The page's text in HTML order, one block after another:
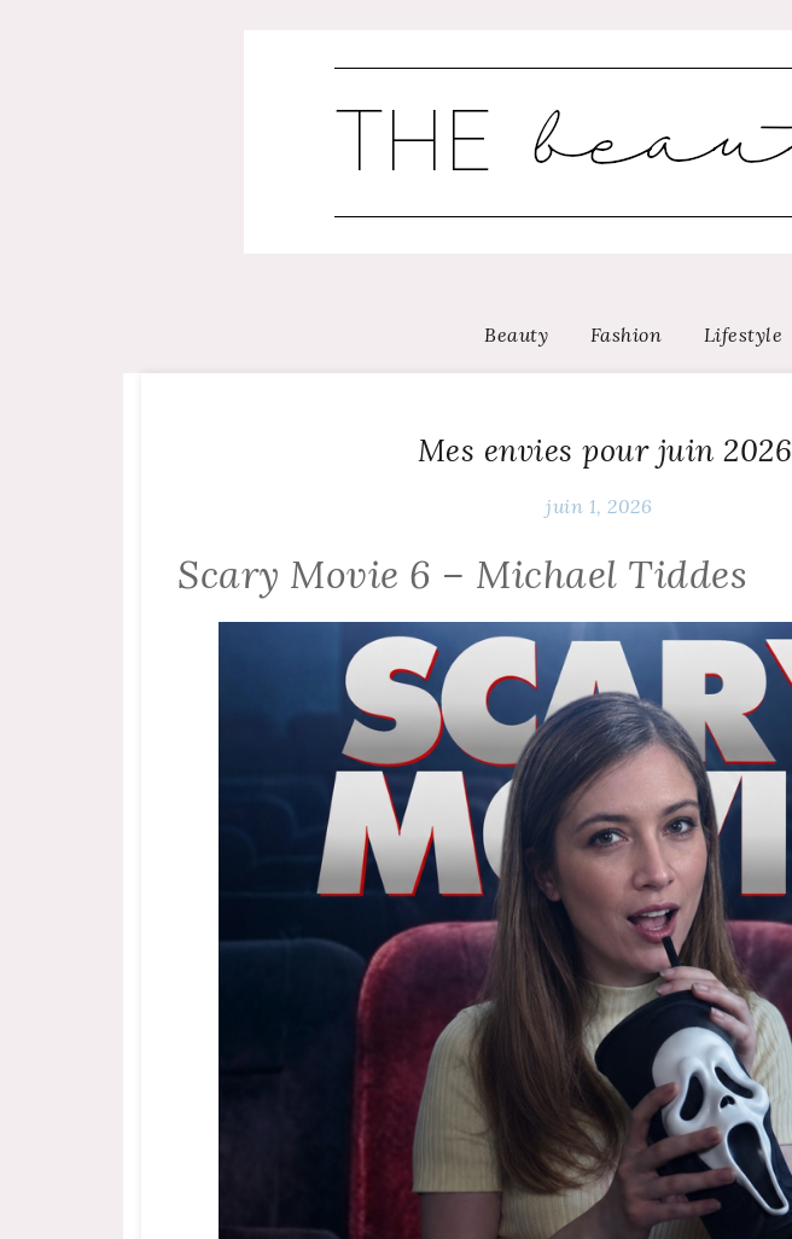
Beauty Fashion Lifestyle
Mes envies pour juin 2026
juin 1, 2026
Scary Movie 6 – Michael Tiddes